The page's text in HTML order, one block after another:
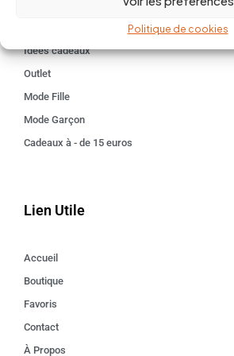
Politique de cookies
Idées cadeaux
Outlet
Mode Fille
Mode Garçon
Cadeaux à - de 15 euros
Lien Utile
Accueil
Boutique
Favoris
Contact
À Propos